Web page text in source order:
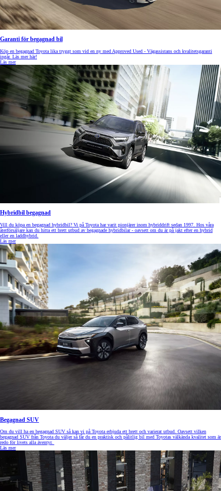
Garanti för begagnad bil
Köp en begagnad Toyota lika tryggt som vid en ny med Approved Used - Vägassistans och kvalitetsgaranti
ingår. Läs mer här!
Läs mer
Hybridbil begagnad
Vill du köpa en begagnad hybridbil? Vi på Toyota har varit pionjärer inom hybriddrift sedan 1997. Hos våra
återförsäljare kan du hitta ett brett utbud av begagnade hybridbilar - oavsett om du är på jakt efter en hybrid
eller en laddhybrid.
Läs mer
Begagnad SUV
Om du vill ha en begagnad SUV så kan vi på Toyota erbjuda ett brett och varierat utbud. Oavsett vilken
begagnad SUV från Toyota du väljer så får du en praktisk och pålitlig bil med Toyotas välkända kvalitet som är
redo för livets alla äventyr.
Läs mer